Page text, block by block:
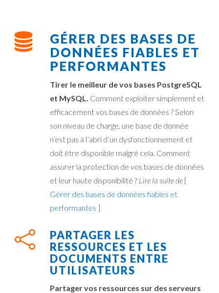
GÉRER DES BASES DE
DONNÉES FIABLES ET
PERFORMANTES
Tirer le meilleur de vos bases PostgreSQL
et MySQL. Comment exploiter simplement et
efficacement vos bases de données ? Selon
son niveau de charge, une base de donnée
n’est pas à l’abri d’un dysfonctionnement et
doit être disponible malgré cela. Comment
assurer la protection de vos bases de données
et leur haute disponibilité ? Lire la suite de [
Gérer des bases de données fiables et
performantes ]
PARTAGER LES
RESSOURCES ET LES
DOCUMENTS ENTRE
UTILISATEURS
Partager vos ressources sur des serveurs